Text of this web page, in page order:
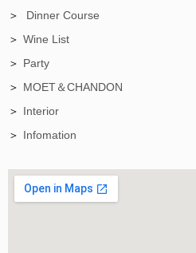
Dinner Course
Wine List
Party
MOET＆CHANDON
Interior
Infomation